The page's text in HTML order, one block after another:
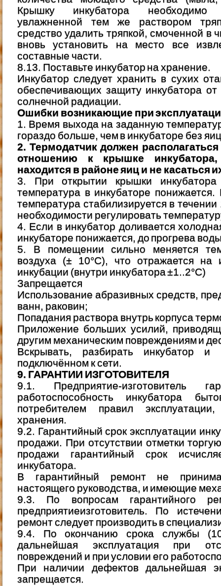
Крышку инкубатора необходимо
увлажненной тем же раствором
средство удалить тряпкой, смоченной в
вновь установить на место все
составные части.
8.13. Поставьте инкубатор на хранение.
Инкубатор следует хранить в сухих
обеспечивающих защиту инкубатора
солнечной радиации.
Ошибки возникающие при
1. Время выхода на заданную
гораздо больше, чем в инкубаторе без
2. Термодатчик должен
отношению к крышке инкубатора,
находится в районе яиц и не касаться
3. При открытии крышки
температура в инкубаторе
температура стабилизируется в
необходимости регулировать
4. Если в инкубатор доливается
инкубаторе понижается, до прогрева
5. В помещении сильно меняется
воздуха (± 10°C), что отражается на
инкубации (внутри инкубатора ±1..2°C)
Запрещается
Использование абразивных средств,
ванн, раковин;
Попадания раствора внутрь корпуса
Приложение больших усилий,
другим механическим повреждениям и
Вскрывать, разбирать инкубатор и
подключённом к сети.
9. ГАРАНТИИ ИЗГОТОВИТЕЛЯ
9.1. Предприятие-изготовитель
работоспособность инкубатора
потребителем правил
хранения.
9.2. Гарантийный срок эксплуатации
продажи. При отсутствии отметки
продажи гарантийный срок
инкубатора.
В гарантийный ремонт не
настоящего руководства, и имеющие
9.3. По вопросам гарантийного
предприятиеизготовитель. По
ремонт следует производить в
9.4. По окончанию срока службы
дальнейшая эксплуатация при
повреждений и при условии его
При наличии дефектов дальнейшая
запрещается.